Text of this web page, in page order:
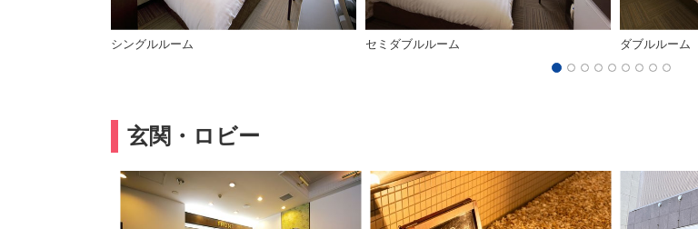
シングルルーム セミダブルルーム ダブルルーム
玄関・ロビー